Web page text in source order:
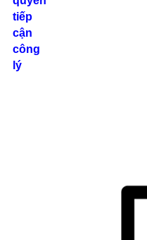
tiếp
cận
công
lý